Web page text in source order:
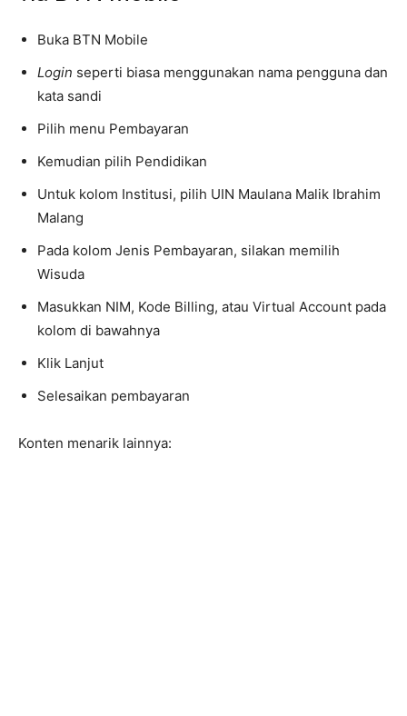
Buka BTN Mobile
Login seperti biasa menggunakan nama pengguna dan
kata sandi
Pilih menu Pembayaran
Kemudian pilih Pendidikan
Untuk kolom Institusi, pilih UIN Maulana Malik Ibrahim
Malang
Pada kolom Jenis Pembayaran, silakan memilih
Wisuda
Masukkan NIM, Kode Billing, atau Virtual Account pada
kolom di bawahnya
Klik Lanjut
Selesaikan pembayaran
Konten menarik lainnya: